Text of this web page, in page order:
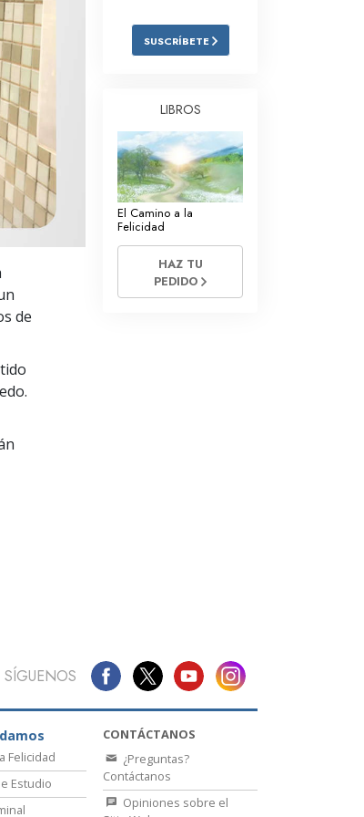
Respuestas a las Drogas
Los Niños
Condiciones
La Causa de la Supresión
Investigaciones
Los Fundamentos de la Organización
Los Fundamentos de las Relaciones
de
SUSCRÍBETE
LIBROS
El Camino a la
Felicidad
HAZ TU
PEDIDO
SÍGUENOS
Felicidad
Estudio
CONTÁCTANOS
¿Preguntas?
Contáctanos
Opiniones sobre el